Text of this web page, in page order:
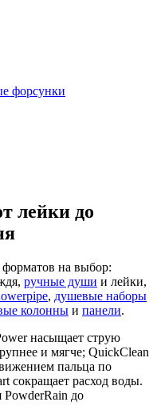
форсунки
лейки до
форматов на выбор:
ручные души и лейки,
, душевые наборы
колонны и панели.
насыщает струю
и мягче; QuickClean
пальца по
сокращает расход воды.
до